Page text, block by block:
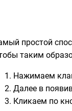
простой
таким
Нажимаем
Далее в
Кликаем по